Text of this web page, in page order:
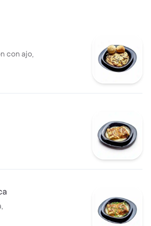
con ajo,